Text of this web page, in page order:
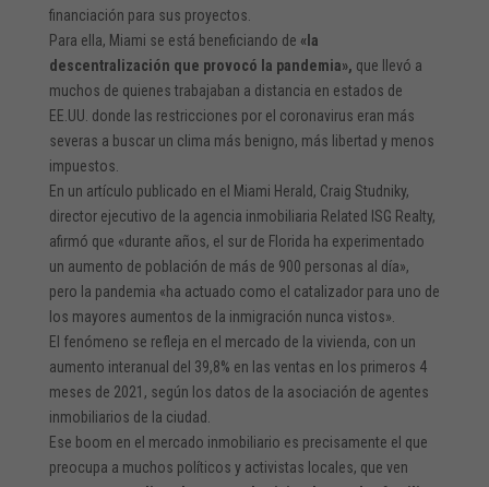
financiación para sus proyectos.
Para ella, Miami se está beneficiando de «la
descentralización que provocó la pandemia», que llevó a
muchos de quienes trabajaban a distancia en estados de
EE.UU. donde las restricciones por el coronavirus eran más
severas a buscar un clima más benigno, más libertad y menos
impuestos.
En un artículo publicado en el Miami Herald, Craig Studniky,
director ejecutivo de la agencia inmobiliaria Related ISG Realty,
afirmó que «durante años, el sur de Florida ha experimentado
un aumento de población de más de 900 personas al día»,
pero la pandemia «ha actuado como el catalizador para uno de
los mayores aumentos de la inmigración nunca vistos».
El fenómeno se refleja en el mercado de la vivienda, con un
aumento interanual del 39,8% en las ventas en los primeros 4
meses de 2021, según los datos de la asociación de agentes
inmobiliarios de la ciudad.
Ese boom en el mercado inmobiliario es precisamente el que
preocupa a muchos políticos y activistas locales, que ven